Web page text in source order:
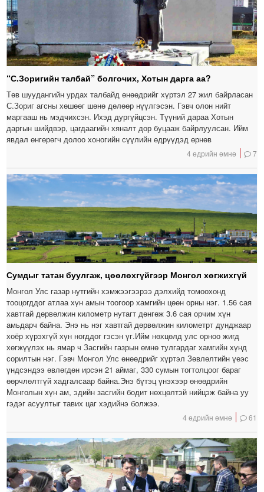
“С.Зоригийн талбай” болгочих, Хотын дарга аа?
Төв шуудангийн урдах талбайд өнөөдрийг хүртэл 27 жил байрласан
С.Зориг агсны хөшөөг шөнө дөлөөр нүүлгэсэн. Гэвч олон нийт
маргааш нь мэдчихсэн. Ихэд дургүйцсэн. Түүний дараа Хотын
даргын шийдвэр, цагдаагийн хяналт дор буцааж байрлуулсан. Ийм
явдал өнгөрөгч долоо хоногийн сүүлийн өдрүүдэд өрнөв
4 өдрийн өмнө 7
Сумдыг татан буулгаж, цөөлөхгүйгээр Монгол хөгжихгүй
Монгол Улс газар нутгийн хэмжээгээрээ дэлхийд томоохонд
тооцогддог атлаа хүн амын тоогоор хамгийн цөөн орны нэг. 1.56 сая
хавтгай дөрвөлжин километр нутагт дөнгөж 3.6 сая орчим хүн
амьдарч байна. Энэ нь нэг хавтгай дөрвөлжин километрт дунджаар
хоёр хүрэхгүй хүн ногддог гэсэн үг.Ийм нөхцөлд улс орноо жигд
хөгжүүлэх нь ямар ч Засгийн газрын өмнө тулгардаг хамгийн хүнд
сорилтын нэг. Гэвч Монгол Улс өнөөдрийг хүртэл Зөвлөлтийн үеэс
үндсэндээ өвлөгдөн ирсэн 21 аймаг, 330 сумын тогтолцоог бараг
өөрчлөлтгүй хадгалсаар байна.Энэ бүтэц үнэхээр өнөөдрийн
Монголын хүн ам, эдийн засгийн бодит нөхцөлтэй нийцэж байна уу
гэдэг асуултыг тавих цаг хэдийнэ болжээ.
4 өдрийн өмнө 61